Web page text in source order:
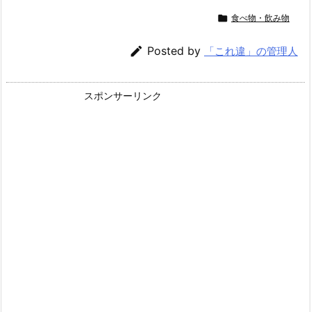
 食べ物・飲み物
 Posted by 「これ違」の管理人
スポンサーリンク